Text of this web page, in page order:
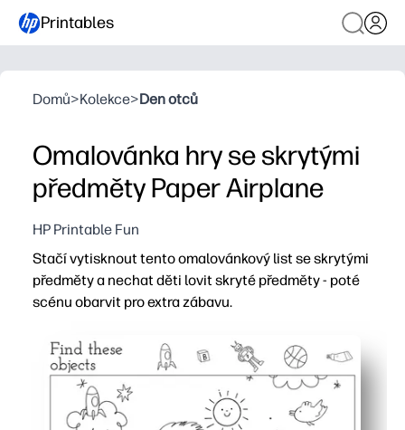
Printables
Domů>Kolekce>Den otců
Omalovánka hry se skrytými
předměty Paper Airplane
HP Printable Fun
Stačí vytisknout tento omalovánkový list se skrytými
předměty a nechat děti lovit skryté předměty - poté
scénu obarvit pro extra zábavu.
Okamžité nastavení - tisknete, odevzdáte jej a zábava
Udržuje děti angažované - soustředí se na
Záludné budování dovedností - vizuální skenování,
Všestranné kdekoli - skvělé pro předčasné